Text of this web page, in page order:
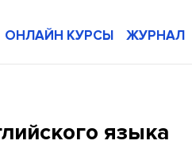
ОНЛАЙН КУРСЫ ЖУРНАЛ
языка